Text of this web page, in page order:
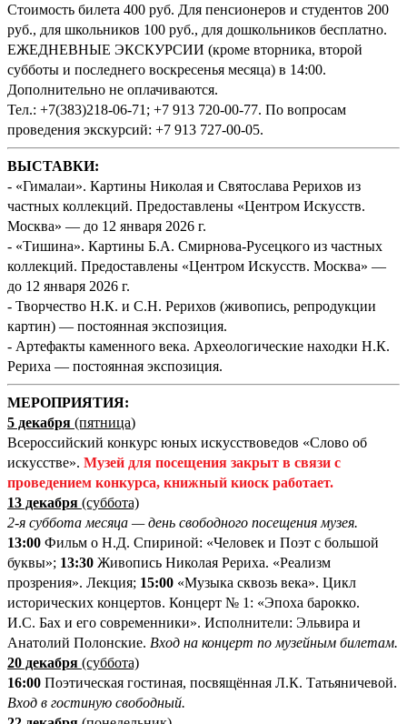
Стоимость билета 400 руб. Для пенсионеров и студентов 200
руб., для школьников 100 руб., для дошкольников бесплатно.
ЕЖЕДНЕВНЫЕ ЭКСКУРСИИ (кроме вторника, второй
субботы и последнего воскресенья месяца) в 14:00.
Дополнительно не оплачиваются.
Тел.: +7(383)218-06-71; +7 913 720-00-77. По вопросам
проведения экскурсий: +7 913 727-00-05.
ВЫСТАВКИ:
- «Гималаи». Картины Николая и Святослава Рерихов из
частных коллекций. Предоставлены «Центром Искусств.
Москва» — до 12 января 2026 г.
- «Тишина». Картины Б.А. Смирнова-Русецкого из частных
коллекций. Предоставлены «Центром Искусств. Москва» —
до 12 января 2026 г.
- Творчество Н.К. и С.Н. Рерихов (живопись, репродукции
картин) — постоянная экспозиция.
- Артефакты каменного века. Археологические находки Н.К.
Рериха — постоянная экспозиция.
МЕРОПРИЯТИЯ:
5 декабря (пятница)
Всероссийский конкурс юных искусствоведов «Слово об
искусстве». Музей для посещения закрыт в связи с
проведением конкурса, книжный киоск работает.
13 декабря (суббота)
2-я суббота месяца — день свободного посещения музея.
13:00 Фильм о Н.Д. Спириной: «Человек и Поэт с большой
буквы»; 13:30 Живопись Николая Рериха. «Реализм
прозрения». Лекция; 15:00 «Музыка сквозь века». Цикл
исторических концертов. Концерт № 1: «Эпоха барокко.
И.С. Бах и его современники». Исполнители: Эльвира и
Анатолий Полонские. Вход на концерт по музейным билетам.
20 декабря (суббота)
16:00 Поэтическая гостиная, посвящённая Л.К. Татьяничевой.
Вход в гостиную свободный.